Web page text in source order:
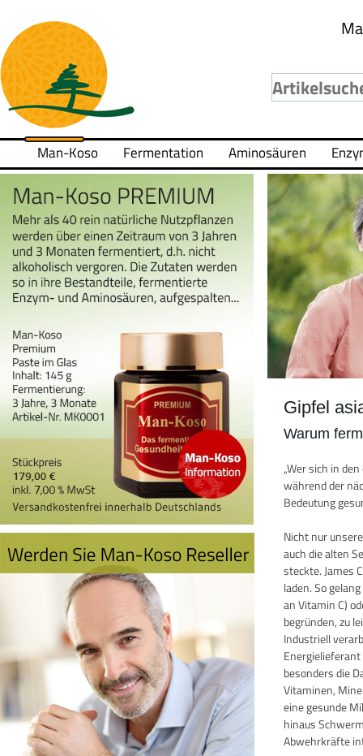
Man-Koso Fermentation Aminosäuren
Gipfel
Warum
„Wer sich in
während der
Bedeutung
Nicht nur
auch die alten
steckte. James
laden. So
an Vitamin C)
begründen, zu
Industriell
besonders die
Vitaminen,
eine gesunde
hinaus
Abwehrkräfte